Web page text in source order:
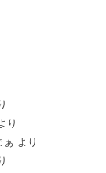
り
より